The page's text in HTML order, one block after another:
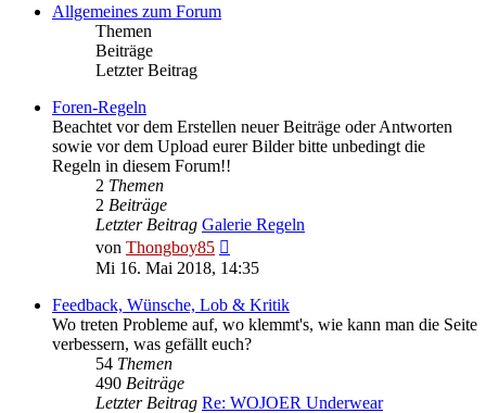
Allgemeines zum Forum
Themen
Beiträge
Letzter Beitrag
Foren-Regeln
Beachtet vor dem Erstellen neuer Beiträge oder Antworten
sowie vor dem Upload eurer Bilder bitte unbedingt die
Regeln in diesem Forum!!
2 Themen
2 Beiträge
Letzter Beitrag Galerie Regeln
von Thongboy85
Beitrag
Mi 16. Mai 2018, 14:35
Feedback, Wünsche, Lob & Kritik
Wo treten Probleme auf, wo klemmt's, wie kann man die Seite
verbessern, was gefällt euch?
54 Themen
490 Beiträge
Letzter Beitrag Re: WOJOER Underwear